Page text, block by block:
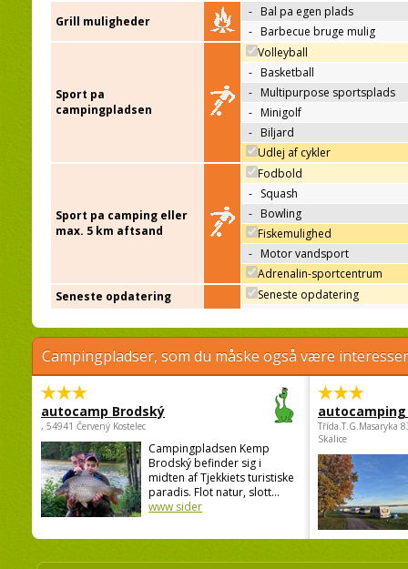
Grill muligheder
- Bal pa egen plads
- Barbecue bruge mulig
Sport pa
campingpladsen
Volleyball
- Basketball
- Multipurpose sportsplads
- Minigolf
- Biljard
Udlej af cykler
Sport pa camping eller
max. 5 km aftsand
Fodbold
- Squash
- Bowling
Fiskemulighed
- Motor vandsport
Adrenalin-sportcentrum
Seneste opdatering
Seneste opdatering
Campingpladser, som du måske også være
autocamp Brodský
, 54941 Červený Kostelec
Campingpladsen Kemp
Brodský befinder sig i
midten af Tjekkiets turistiske
paradis. Flot natur, slott...
www sider
autocamping
Třída.T.G.Masaryka
Skalice